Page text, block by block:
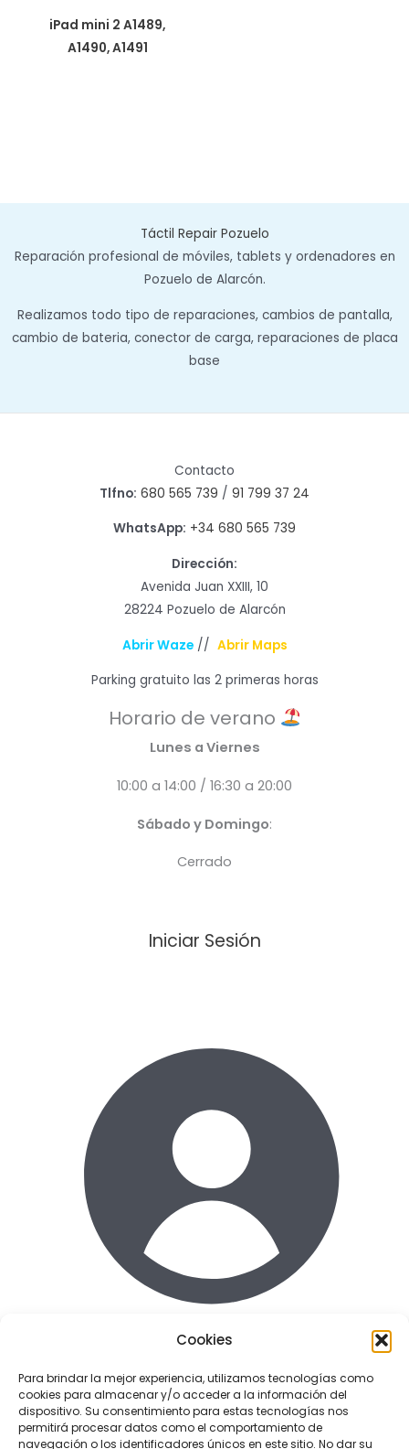
Cookies
Para brindar la mejor experiencia, utilizamos tecnologías como
cookies para almacenar y/o acceder a la información del
dispositivo. Su consentimiento para estas tecnologías nos
permitirá procesar datos como el comportamiento de
navegación o los identificadores únicos en este sitio. No dar su
iPad mini 2 A1489,
A1490, A1491
Táctil Repair Pozuelo
Reparación profesional de móviles, tablets y ordenadores en
Pozuelo de Alarcón.
Realizamos todo tipo de reparaciones, cambios de pantalla,
cambio de bateria, conector de carga, reparaciones de placa
base
Contacto
Tlfno: 680 565 739 / 91 799 37 24
WhatsApp: +34 680 565 739
Dirección:
Avenida Juan XXIII, 10
28224 Pozuelo de Alarcón
Abrir Waze// Abrir Maps
Parking gratuito las 2 primeras horas
Horario de verano
Lunes a Viernes
10:00 a 14:00 / 16:30 a 20:00
Sábado y Domingo:
Cerrado
Iniciar Sesión
Enlaces de interes
Terminos y condiciones uso
Politica de Privacidad